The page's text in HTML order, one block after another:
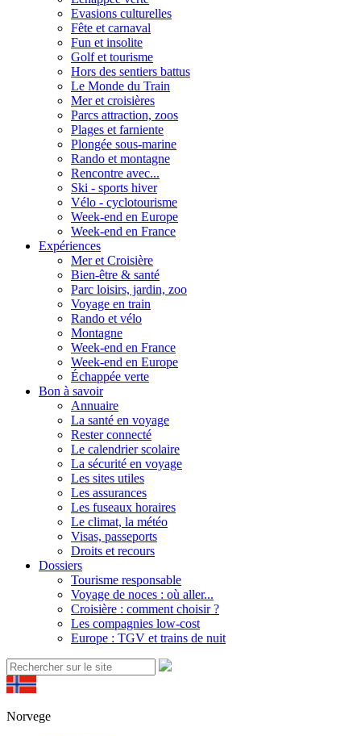
Evasions culturelles
Fête et carnaval
Fun et insolite
Golf et tourisme
Hors des sentiers battus
Le Monde du Train
Mer et croisières
Parcs attraction, zoos
Plages et farniente
Plongée sous-marine
Rando et montagne
Rencontre avec...
Ski - sports hiver
Vélo - cyclotourisme
Week-end en Europe
Week-end en France
Expériences
Mer et Croisière
Bien-être & santé
Parc loisirs, jardin, zoo
Voyage en train
Rando et vélo
Montagne
Week-end en France
Week-end en Europe
Échappée verte
Bon à savoir
Annuaire
La santé en voyage
Rester connecté
Le calendrier scolaire
La sécurité en voyage
Les sites utiles
Les assurances
Les fuseaux horaires
Le climat, la météo
Visas, passeports
Droits et recours
Dossiers
Tourisme responsable
Voyage de noces : où aller...
Croisière : comment choisir ?
Les compagnies low-cost
Europe : TGV et trains de nuit
Norvege